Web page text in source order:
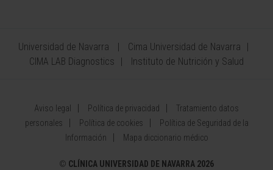
Universidad de Navarra
Cima Universidad de Navarra
CIMA LAB Diagnostics
Instituto de Nutrición y Salud
Aviso legal Política de privacidad
Tratamiento datos
personales
Política de cookies
Política de Seguridad de la
Información
Mapa diccionario médico
© CLÍNICA UNIVERSIDAD DE NAVARRA 2026